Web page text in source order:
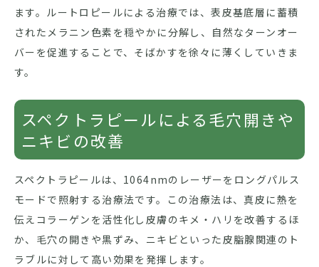
ます。ルートロピールによる治療では、表皮基底層に蓄積
されたメラニン色素を穏やかに分解し、自然なターンオー
バーを促進することで、そばかすを徐々に薄くしていきま
す。
スペクトラピールによる毛穴開きや
ニキビの改善
スペクトラピールは、1064nmのレーザーをロングパルス
モードで照射する治療法です。この治療法は、真皮に熱を
伝えコラーゲンを活性化し皮膚のキメ・ハリを改善するほ
か、毛穴の開きや黒ずみ、ニキビといった皮脂腺関連のト
ラブルに対して高い効果を発揮します。